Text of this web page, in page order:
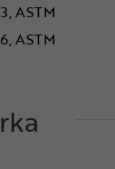
ASTM
ASTM